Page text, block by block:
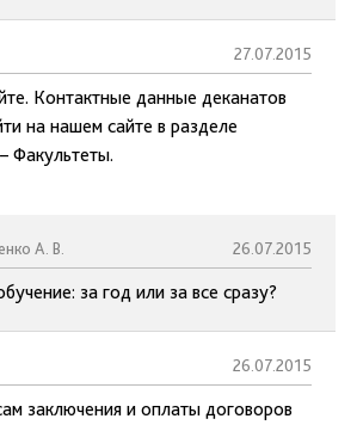
27.07.2015
Контактные данные деканатов
на нашем сайте в разделе
Факультеты.
А. В. 26.07.2015
за год или за все сразу?
26.07.2015
заключения и оплаты договоров